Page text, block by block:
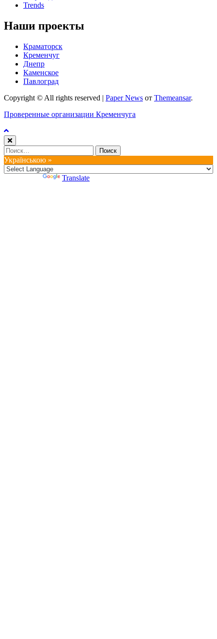
Trends
Наши проекты
Краматорск
Кременчуг
Днепр
Каменское
Павлоград
Copyright © All rights reserved | Paper News от Themeansar.
Проверенные организации Кременчуга
Найти:
Українською »
Translate